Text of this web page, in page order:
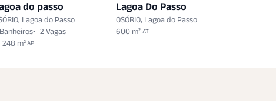
do passo
Lagoa do Passo
2 Vagas
248 m²AP
Lagoa Do Passo
OSÓRIO, Lagoa do Passo
600 m² AT